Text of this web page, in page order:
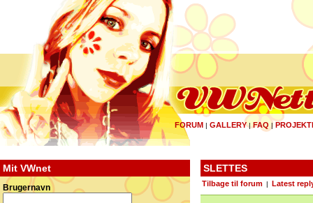
FORUM | GALLERY|FAQ |
Mit VWnet
Brugernavn
SLETTES
Tilbage til forum Latest